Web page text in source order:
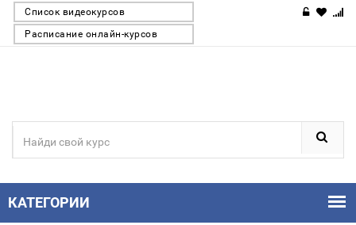
Список видеокурсов
Расписание онлайн-курсов
КАТЕГОРИИ